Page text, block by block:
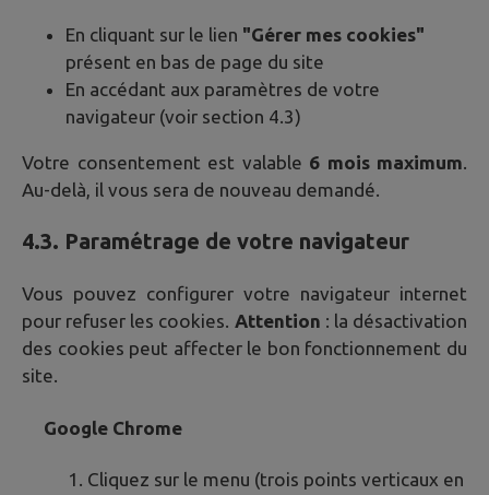
En cliquant sur le lien "Gérer mes cookies"
présent en bas de page du site
En accédant aux paramètres de votre
navigateur (voir section 4.3)
Votre consentement est valable 6 mois maximum
Au-delà, il vous sera de nouveau demandé.
4.3. Paramétrage de votre navigateur
Vous pouvez configurer votre navigateur internet
pour refuser les cookies. Attention : la désactivation
des cookies peut affecter le bon fonctionnement du
site.
Google Chrome
Cliquez sur le menu (trois points verticaux en